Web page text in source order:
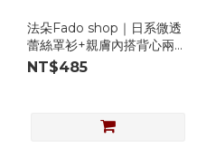
法朵Fado shop｜日系微透
蕾絲罩衫+親膚內搭背心兩件
套 9365004 兩色
NT$485